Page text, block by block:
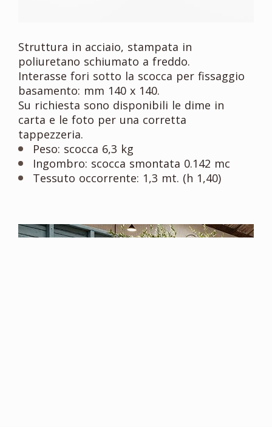
Struttura in acciaio, stampata in
poliuretano schiumato a freddo.
Interasse fori sotto la scocca per fissaggio
basamento: mm 140 x 140.
Su richiesta sono disponibili le dime in
carta e le foto per una corretta
tappezzeria.
Peso: scocca 6,3 kg
Ingombro: scocca smontata 0.142 mc
Tessuto occorrente: 1,3 mt. (h 1,40)